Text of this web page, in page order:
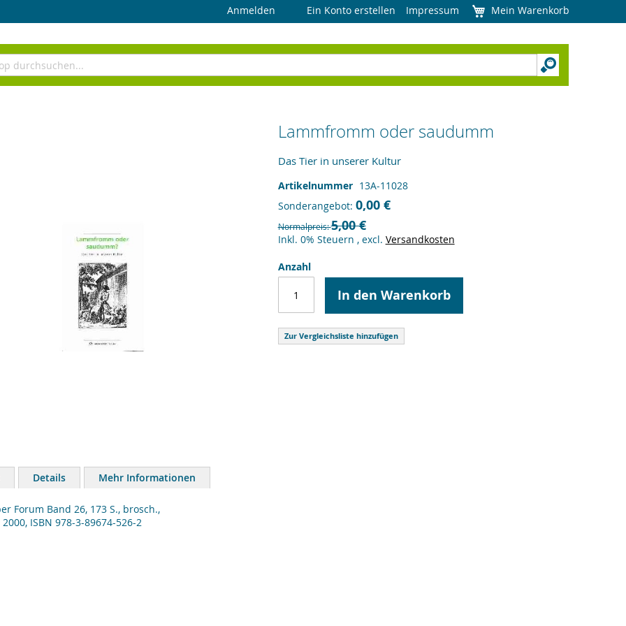
Anmelden Ein Konto erstellen Impressum Mein Warenkorb
Lammfromm oder saudumm
Das Tier in unserer Kultur
Artikelnummer 13A-11028
Sonderangebot 0,00 €
Normalpreis 5,00 €
Inkl. 0% Steuern , excl. Versandkosten
Anzahl
In den Warenkorb
Zur Vergleichsliste hinzufügen
Details Mehr Informationen
Forum Band 26, 173 S., brosch.,
ISBN 978-3-89674-526-2